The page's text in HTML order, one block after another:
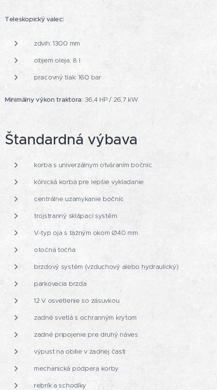
Teleskopický valec:
zdvih: 1300 mm
objem oleja: 8 l
pracovný tlak: 160 bar
Minimálny výkon traktora: 36,4 HP / 26,7 kW
Štandardná výbava
korba s univerzálnym otváraním bočníc
kónická korba pre lepšie vykladanie
centrálne uzamykanie bočníc
trojstranný sklápací systém
V-typ oja s ťažným okom Ø40 mm
otočná točňa
brzdový systém (vzduchový alebo hydraulický)
parkovacia brzda
12 V osvetlenie so zásuvkou
zadné svetlá s ochranným krytom
zadné pripojenie pre druhý náves
výpust na obilie v zadnej časti
mechanická podpera korby
rebrík a schodíky